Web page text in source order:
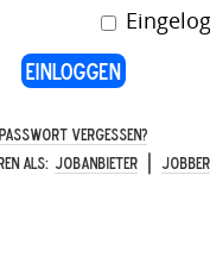
Passwort vergessen?
als: Jobanbieter |Jobber